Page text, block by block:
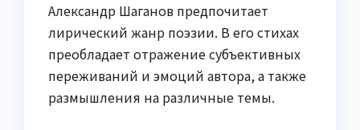
Александр Шаганов предпочитает
лирический жанр поэзии. В его стихах
преобладает отражение субъективных
переживаний и эмоций автора, а также
размышления на различные темы.